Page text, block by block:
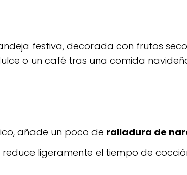
festiva, decorada con frutos
o un café tras una comida
añade un poco de ralladura de
ligeramente el tiempo de